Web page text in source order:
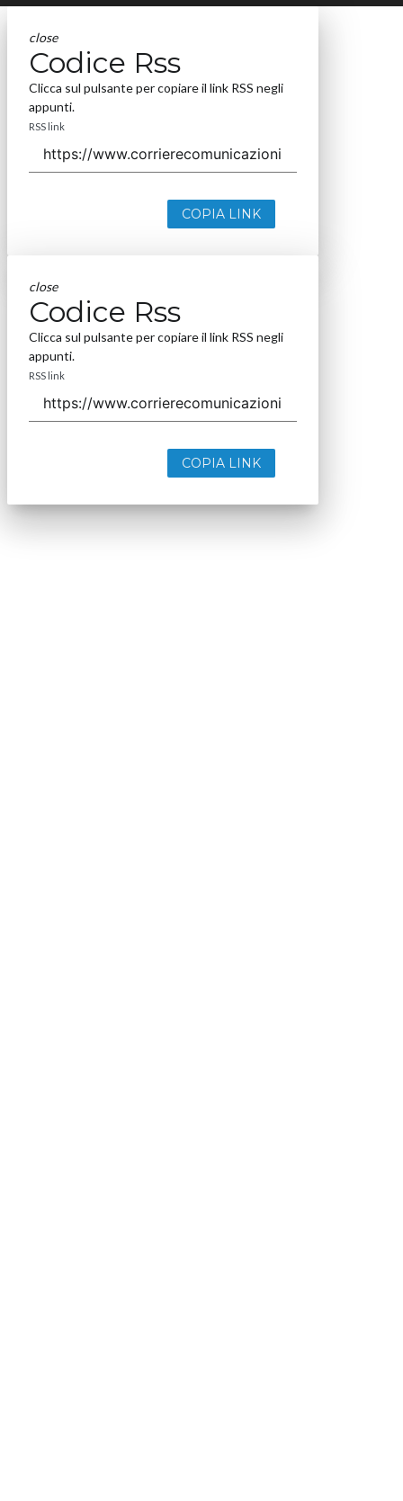
close
Codice Rss
Clicca sul pulsante per copiare il link RSS negli
appunti.
RSS link
COPIA LINK
close
Codice Rss
Clicca sul pulsante per copiare il link RSS negli
appunti.
RSS link
COPIA LINK